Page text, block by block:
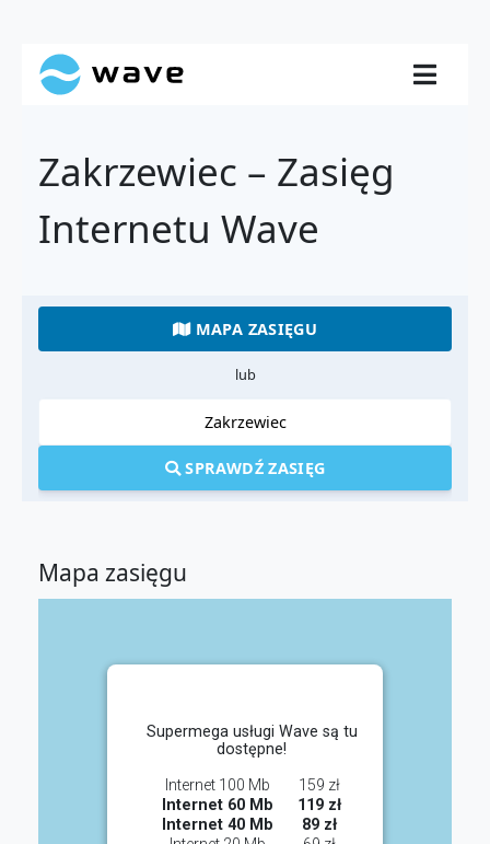
Zakrzewiec – Zasięg
Internetu Wave
MAPA ZASIĘGU
lub
SPRAWDŹ ZASIĘG
Mapa zasięgu
Supermega usługi Wave są tu
dostępne!
Internet 100 Mb
159 zł
Internet 60 Mb
119 zł
Internet 40 Mb
89 zł